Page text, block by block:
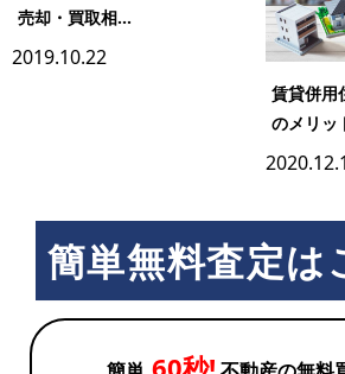
売却・買取相...
2019.10.22
賃貸併用
のメリッ
簡単無料査定は